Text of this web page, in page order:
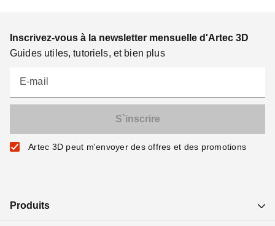
Inscrivez-vous à la newsletter mensuelle d'Artec 3D
Guides utiles, tutoriels, et bien plus
E-mail
Artec 3D peut m'envoyer des offres et des promotions
Produits